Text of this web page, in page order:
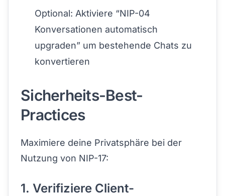
Optional: Aktiviere “NIP-04
Konversationen automatisch
upgraden” um bestehende Chats zu
konvertieren
Sicherheits-Best-
Practices
Maximiere deine Privatsphäre bei der
Nutzung von NIP-17:
1. Verifiziere Client-